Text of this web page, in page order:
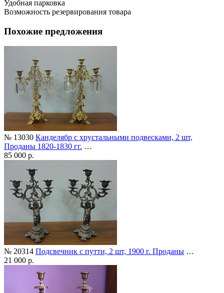
Удобная парковка
Возможность резервирования товара
Похожие предложения
№ 13030 Канделябр с хрустальными подвесками, 2 шт,
Проданы 1820-1830 гг. …
85 000 р.
№ 20314 Подсвечник с путти, 2 шт, 1900 г. Проданы …
21 000 р.